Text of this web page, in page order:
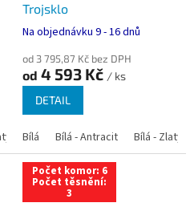
dub Bílá - Tmavý dub Bílá -
Trojsklo
Na objednávku 9 - 16 dnů
od 3 795,87 Kč bez DPH
od 4 593 Kč / ks
DETAIL
Bílá Bílá - Antracit Bílá - Zlatý
Počet komor: 6
Počet těsnění:
3